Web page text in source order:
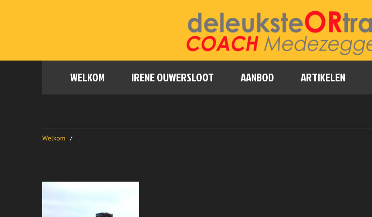
WELKOM IRENE OUWERSLOOT AANBOD ARTIKELEN
Welkom